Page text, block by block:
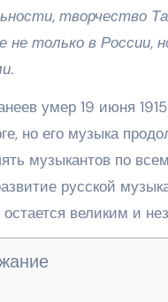
творчество
не только в России,
умер 19 июня
но его музыка
музыкантов по
русской
остается великим и